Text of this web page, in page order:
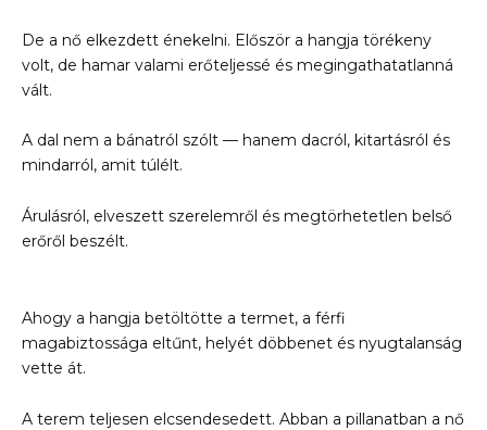
De a nő elkezdett énekelni. Először a hangja törékeny
volt, de hamar valami erőteljessé és megingathatatlanná
vált.
A dal nem a bánatról szólt — hanem dacról, kitartásról és
mindarról, amit túlélt.
Árulásról, elveszett szerelemről és megtörhetetlen belső
erőről beszélt.
Ahogy a hangja betöltötte a termet, a férfi
magabiztossága eltűnt, helyét döbbenet és nyugtalanság
vette át.
A terem teljesen elcsendesedett. Abban a pillanatban a nő